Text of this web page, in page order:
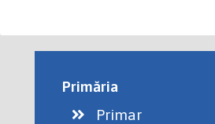
Primăria
Primar